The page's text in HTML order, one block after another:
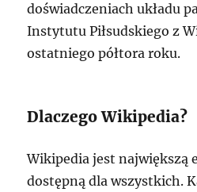
doświadczeniach układu
Instytutu Piłsudskiego z
ostatniego półtora roku.
Dlaczego Wikipedia?
Wikipedia jest największą
dostępną dla wszystkich.